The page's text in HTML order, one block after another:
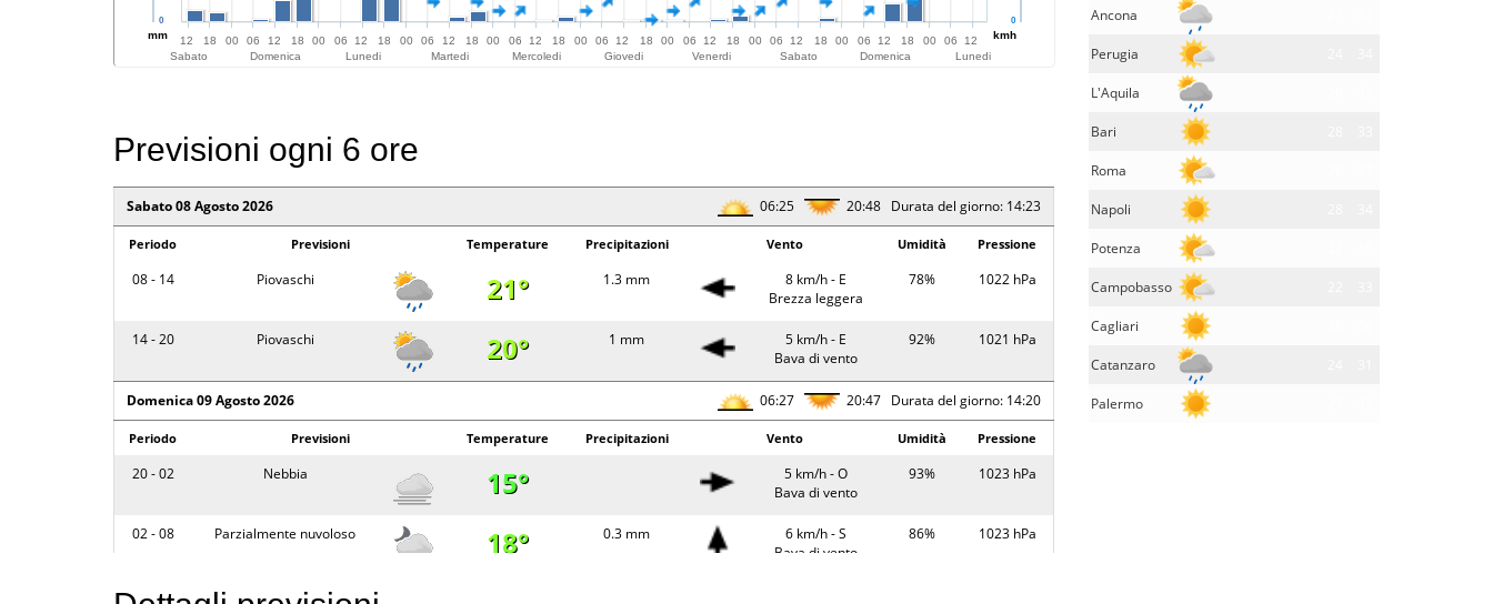
Ancona
Perugia
L'Aquila
Bari
Roma
Napoli
Potenza
Campobasso
Cagliari
Catanzaro
Palermo
mm kmh
12
Sabato
18 00 06
12
Domenica
18 00 06
12
Lunedi
18 00 06
12
Martedi
18 00 06
12
Mercoledi
18 00 06
12
Giovedi
18 00 06
12
Venerdi
18 00 06
12
Sabato
18 00 06
12
Domenica
18 00 06
12
Lunedi
0 0
Previsioni ogni 6 ore
Sabato 08 Agosto 2026 06:25 20:48 Durata del giorno: 14:23
Periodo Previsioni Temperature Precipitazioni Vento Umidità Pressione
08 - 14 Piovaschi 21° 1.3 mm
8 km/h - E
Brezza leggera
78% 1022 hPa
14 - 20 Piovaschi 20° 1 mm
5 km/h - E
Bava di vento
92% 1021 hPa
Domenica 09 Agosto 2026 06:27 20:47 Durata del giorno: 14:20
Periodo Previsioni Temperature Precipitazioni Vento Umidità Pressione
20 - 02 Nebbia 15°
5 km/h - O
Bava di vento
93% 1023 hPa
02 - 08 Parzialmente nuvoloso 18° 0.3 mm
6 km/h - S
Bava di vento
86% 1023 hPa
08 - 14 Piovaschi